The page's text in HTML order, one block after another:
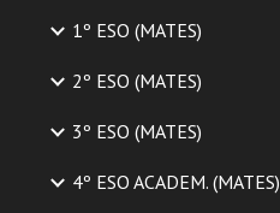
1º ESO (MATES)
2º ESO (MATES)
3º ESO (MATES)
4º ESO ACADEM. (MATES)